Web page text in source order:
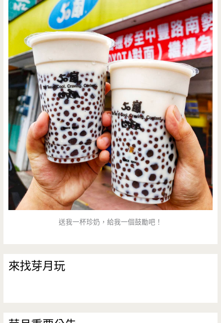
送我一杯珍奶，給我一個鼓勵吧！
來找芽月玩